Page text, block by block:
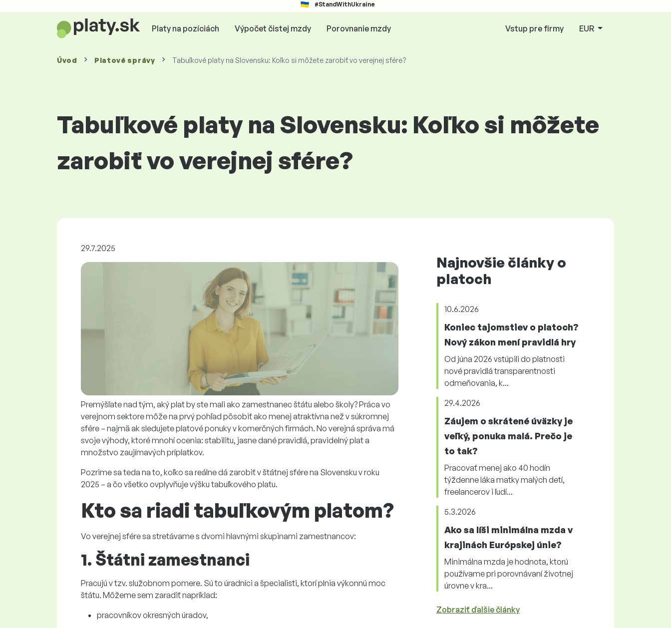
#StandWithUkraine
Platy na pozíciách Výpočet čistej mzdy Porovnanie mzdy Vstup pre firmy EUR
Úvod Platovésprávy Tabuľkové platy na Slovensku: Koľko si môžete zarobiť vo verejnej sfére?
Tabuľkové platy na Slovensku: Koľko si môžete
zarobiť vo verejnej sfére?
29.7.2025
Premýšľate nad tým, aký plat by ste mali ako zamestnanec štátu alebo školy? Práca vo
verejnom sektore môže na prvý pohľad pôsobiť ako menej atraktívna než v súkromnej
sfére – najmä ak sledujete platové ponuky v komerčných firmách. No verejná správa má
svoje výhody, ktoré mnohí ocenia: stabilitu, jasne dané pravidlá, pravidelný plat a
množstvo zaujímavých príplatkov.
Pozrime sa teda na to, koľko sa reálne dá zarobiť v štátnej sfére na Slovensku v roku
2025 – a čo všetko ovplyvňuje výšku tabuľkového platu.
Kto sa riadi tabuľkovým platom?
Vo verejnej sfére sa stretávame s dvomi hlavnými skupinami zamestnancov:
1. Štátni zamestnanci
Pracujú v tzv. služobnom pomere. Sú to úradníci a špecialisti, ktoríplnia výkonnú moc
štátu. Môžeme sem zaradiť napríklad:
pracovníkov okresných úradov,
Najnovšie články o
platoch
10.6.2026
Koniec tajomstiev o platoch?
Nový zákon mení pravidlá hry
Od júna 2026 vstúpili do platnosti
nové pravidlá transparentnosti
odmeňovania, k...
29.4.2026
Záujem o skrátené úväzky je
veľký, ponuka malá. Prečo je
to tak?
Pracovať menej ako 40 hodín
týždenne láka matky malých detí,
freelancerov i ľudí...
5.3.2026
Ako sa líši minimálna mzda v
krajinách Európskej únie?
Minimálna mzda je hodnota, ktorú
používame pri porovnávaní životnej
úrovne v kra...
Zobraziť ďalšie články